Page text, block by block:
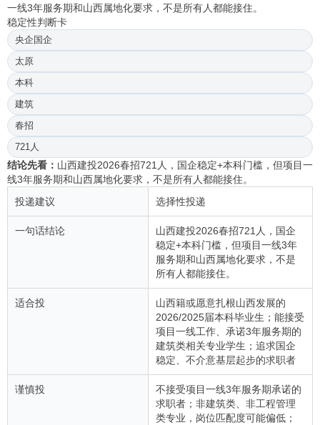
一线3年服务期和山西属地化要求，不是所有人都能接住。
稳定性判断卡
央企国企
太原
本科
建筑
春招
721人
结论先看： 山西建投2026春招721人，国企稳定+本科门槛，但项目一
线3年服务期和山西属地化要求，不是所有人都能接住。
投递建议
选择性投递
一句话结论
山西建投2026春招721人，国企
稳定+本科门槛，但项目一线3年
服务期和山西属地化要求，不是
所有人都能接住。
适合投
山西籍或愿意扎根山西发展的
2026/2025届本科毕业生；能接受
项目一线工作、承诺3年服务期的
建筑类相关专业学生；追求国企
稳定、不介意基层起步的求职者
谨慎投
不接受项目一线3年服务期承诺的
求职者；非建筑类、非工程管理
类专业，岗位匹配度可能偏低；